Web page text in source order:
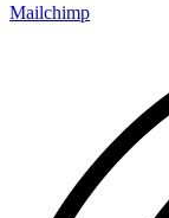
Mailchimp